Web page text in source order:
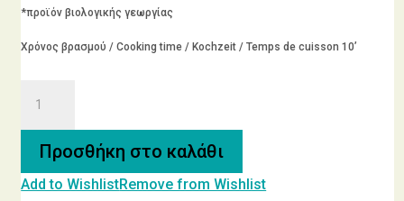
*προϊόν βιολογικής γεωργίας
Χρόνος βρασμού / Cooking time / Kochzeit / Temps de cuisson 10’
ποσότητα
Προσθήκη στο καλάθι
Add to WishlistRemove from Wishlist